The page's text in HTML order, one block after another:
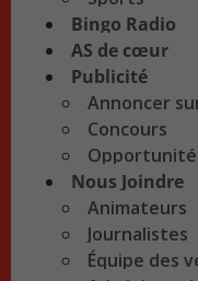
Bingo Radio
AS de cœur
Publicité
Annoncer
Concours
Nous Joindre
Animateurs
Journalistes
Équipe des